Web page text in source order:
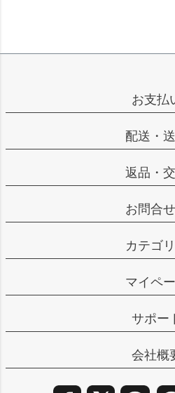
お支払
配送・
返品・
お問合
カテゴ
マイペ
サポー
会社概